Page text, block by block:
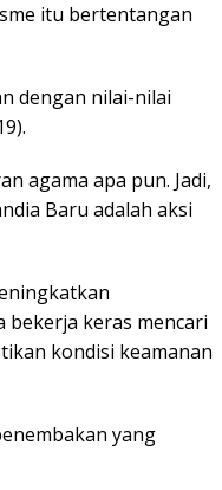
itu bertentangan
dengan nilai-nilai
agama apa pun. Jadi,
Baru adalah aksi
bekerja keras mencari
kondisi keamanan
yang